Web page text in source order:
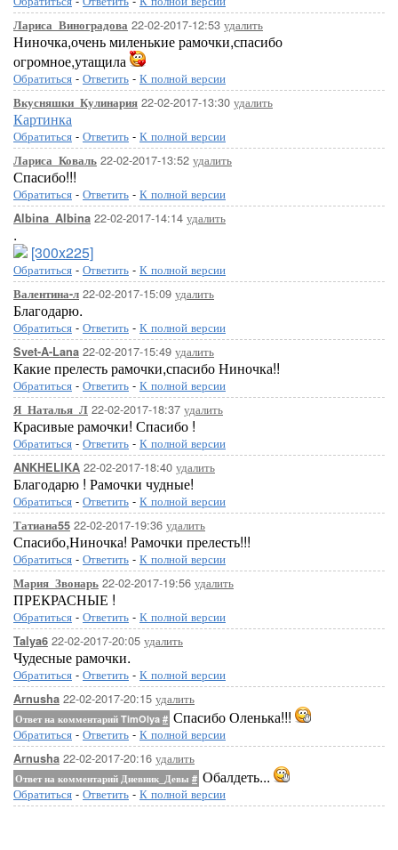
Лариса_Виноградова 22-02-2017-12:53 удалить
Ниночка,очень миленькие рамочки,спасибо
огромное,утащила
Обратиться - Ответить - К полной версии
Вкусняшки_Кулинария 22-02-2017-13:30 удалить
Картинка
Обратиться - Ответить - К полной версии
Лариса_Коваль 22-02-2017-13:52 удалить
Спасибо!!!
Обратиться - Ответить - К полной версии
Albina_Albina 22-02-2017-14:14 удалить
.
[300x225]
Обратиться - Ответить - К полной версии
Валентина-л 22-02-2017-15:09 удалить
Благодарю.
Обратиться - Ответить - К полной версии
Svet-A-Lana 22-02-2017-15:49 удалить
Какие прелесть рамочки,спасибо Ниночка!!
Обратиться - Ответить - К полной версии
Я_Наталья_Л 22-02-2017-18:37 удалить
Красивые рамочки! Спасибо !
Обратиться - Ответить - К полной версии
ANKHELIKA 22-02-2017-18:40 удалить
Благодарю ! Рамочки чудные!
Обратиться - Ответить - К полной версии
Татиана55 22-02-2017-19:36 удалить
Спасибо,Ниночка! Рамочки прелесть!!!
Обратиться - Ответить - К полной версии
Мария_Звонарь 22-02-2017-19:56 удалить
ПРЕКРАСНЫЕ !
Обратиться - Ответить - К полной версии
Talya6 22-02-2017-20:05 удалить
Чудесные рамочки.
Обратиться - Ответить - К полной версии
Arnusha 22-02-2017-20:15 удалить
Ответ на комментарий TimOlya # Спасибо Оленька!!!
Обратиться - Ответить - К полной версии
Arnusha 22-02-2017-20:16 удалить
Ответ на комментарий Дневник_Девы # Обалдеть...
Обратиться - Ответить - К полной версии